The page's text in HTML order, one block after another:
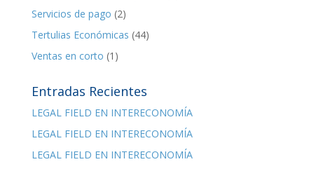
Servicios de pago (2)
Tertulias Económicas (44)
Ventas en corto (1)
Entradas Recientes
LEGAL FIELD EN INTERECONOMÍA
LEGAL FIELD EN INTERECONOMÍA
LEGAL FIELD EN INTERECONOMÍA